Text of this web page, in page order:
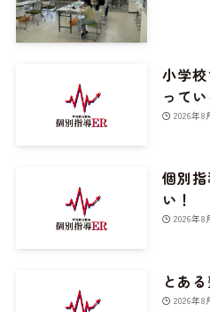
小学
って
2026年8
個別
い！
2026年8
とあ
2026年8